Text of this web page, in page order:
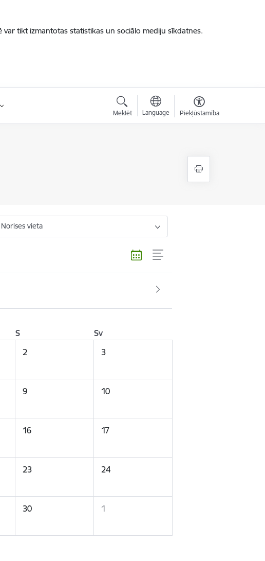
tikt izmantotas statistikas un sociālo mediju sīkdatnes.
Meklēt Language Piekļūstamība
Norises vieta
S
Sv
2 3
9 10
16 17
23 24
30 1